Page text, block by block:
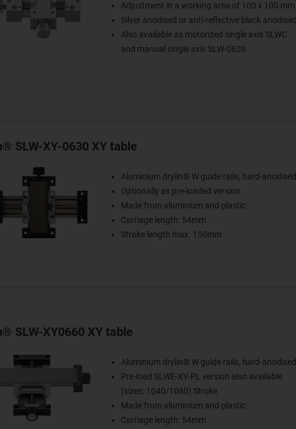
Adjustment in a working area of 100 x 100 mm
Silver anodised or anti-reflective black anodised
Also available as motorized single axis SLWC
and manual single axis SLW-0620
SLW-XY-0630 XY table
Aluminium drylin® W guide rails, hard-anodised
Optionally as pre-loaded version
Made from aluminium and plastic
Carriage length: 54mm
Stroke length max. 150mm
SLW-XY0660 XY table
Aluminium drylin® W guide rails, hard-anodised
Pre-load SLWE-XY-PL version also available
(sizes: 1040/1080) Stroke
Made from aluminium and plastic
Carriage length: 54mm